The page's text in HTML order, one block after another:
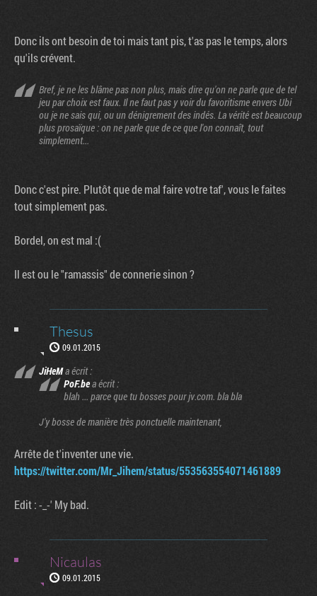
Donc ils ont besoin de toi mais tant pis, t'as pas le temps, alors
qu'ils crévent.
Bref, je ne les blâme pas non plus, mais dire qu'on ne parle que de tel
jeu par choix est faux. Il ne faut pas y voir du favoritisme envers Ubi
ou je ne sais qui, ou un dénigrement des indés. La vérité est beaucoup
plus prosaïque : on ne parle que de ce que l'on connaît, tout
simplement...
Donc c'est pire. Plutôt que de mal faire votre taf', vous le faites
tout simplement pas.
Bordel, on est mal :(
Il est ou le "ramassis" de connerie sinon ?
Thesus
09.01.2015
JiHeMa écrit :
PoF.bea écrit :
blah ... parce que tu bosses pour jv.com. bla bla
J'y bosse de manière très ponctuelle maintenant,
Arrête de t'inventer une vie.
https://twitter.com/Mr_Jihem/status/553563554071461889
Edit : -_-' My bad.
Nicaulas
09.01.2015